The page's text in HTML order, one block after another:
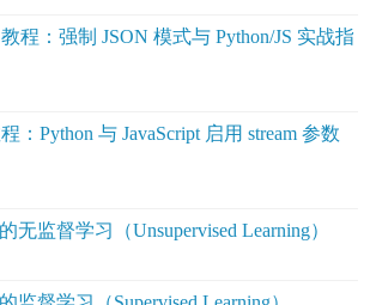
程：强制 JSON 模式与 Python/JS 实战指
：Python 与 JavaScript 启用 stream 参数
无监督学习（Unsupervised Learning）